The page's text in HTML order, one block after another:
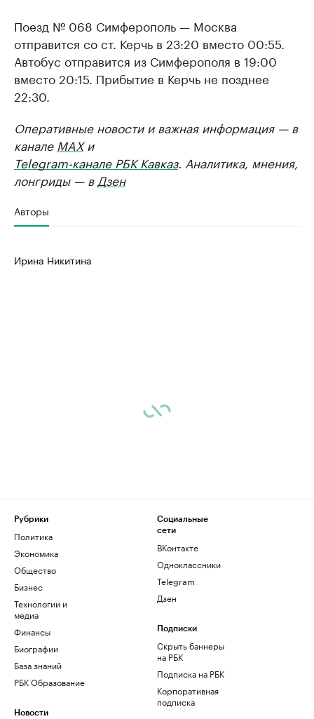
Поезд № 068 Симферополь — Москва
отправится со ст. Керчь в 23:20 вместо 00:55.
Автобус отправится из Симферополя в 19:00
вместо 20:15. Прибытие в Керчь не позднее
22:30.
Оперативные новости и важная информация — в
канале MAXи
Telegram-канале РБК Кавказ. Аналитика, мнения,
лонгриды — в Дзен
Авторы
Ирина Никитина
Рубрики
Политика
Экономика
Общество
Бизнес
Технологии и
медиа
Финансы
Биографии
База знаний
РБК Образование
Новости
Социальные
сети
ВКонтакте
Одноклассники
Telegram
Дзен
Подписки
Скрыть баннеры
на РБК
Подписка на РБК
Корпоративная
подписка